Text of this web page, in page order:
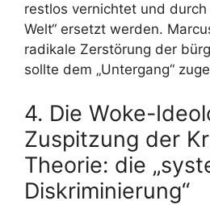
restlos vernichtet und durch
Welt“ ersetzt werden.
radikale Zerstörung der
sollte dem „Untergang“
4. Die Woke-
Zuspitzung der
Theorie: die
Diskriminierung“